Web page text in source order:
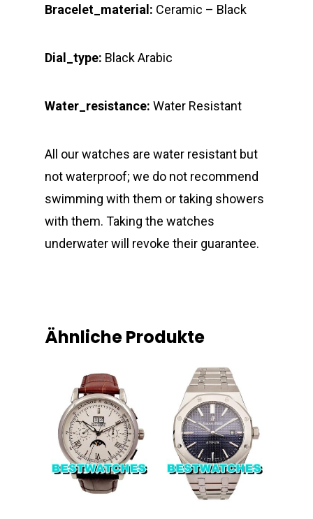
Bracelet_material: Ceramic – Black
Dial_type: Black Arabic
Water_resistance: Water Resistant
All our watches are water resistant but
not waterproof; we do not recommend
swimming with them or taking showers
with them. Taking the watches
underwater will revoke their guarantee.
Ähnliche Produkte